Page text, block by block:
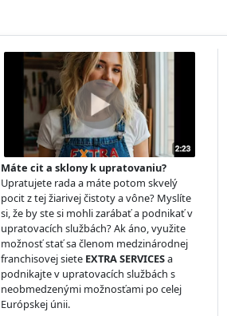
Máte cit a sklony k upratovaniu?
Upratujete rada a máte potom skvelý
pocit z tej žiarivej čistoty a vône? Myslíte
si, že by ste si mohli zarábať a podnikať v
upratovacích službách? Ak áno, využite
možnosť stať sa členom medzinárodnej
franchisovej siete EXTRA SERVICESa
podnikajte v upratovacích službách s
neobmedzenými možnosťami po celej
Európskej únii.